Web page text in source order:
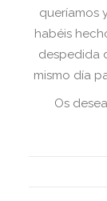
queríamos
habéis
despedida
mismo día
Os